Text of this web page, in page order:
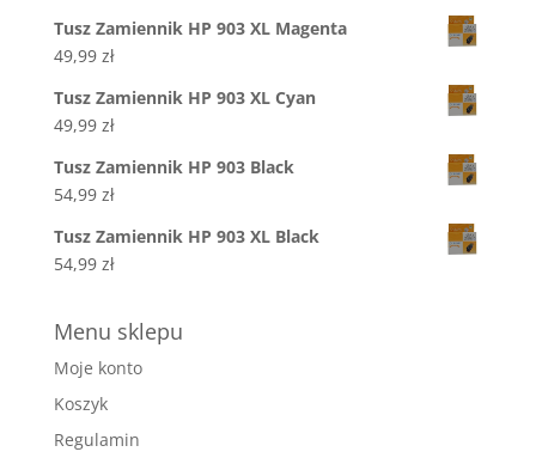
Tusz Zamiennik HP 903 XL Magenta
49,99 zł
Tusz Zamiennik HP 903 XL Cyan
49,99 zł
Tusz Zamiennik HP 903 Black
54,99 zł
Tusz Zamiennik HP 903 XL Black
54,99 zł
Menu sklepu
Moje konto
Koszyk
Regulamin